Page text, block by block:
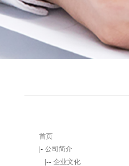
首页
|- 公司简介
|-- 企业文化